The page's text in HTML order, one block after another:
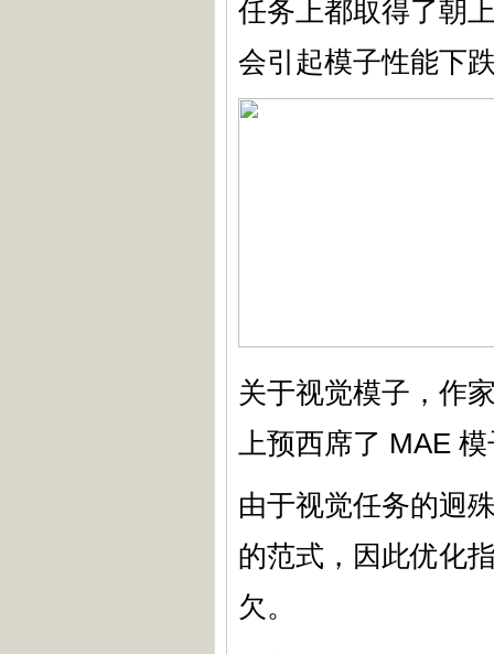
任务上都取得了朝
会引起模子性能下
关于视觉模子，作
上预西席了 MAE
由于视觉任务的迥
的范式，因此优化
欠。